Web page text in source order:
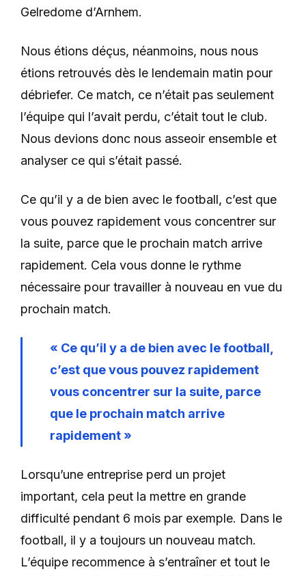
Gelredome d’Arnhem.
Nous étions déçus, néanmoins, nous nous
étions retrouvés dès le lendemain matin pour
débriefer. Ce match, ce n’était pas seulement
l’équipe qui l’avait perdu, c’était tout le club.
Nous devions donc nous asseoir ensemble et
analyser ce qui s’était passé.
Ce qu’il y a de bien avec le football, c’est que
vous pouvez rapidement vous concentrer sur
la suite, parce que le prochain match arrive
rapidement. Cela vous donne le rythme
nécessaire pour travailler à nouveau en vue du
prochain match.
« Ce qu’il y a de bien avec le football,
c’est que vous pouvez rapidement
vous concentrer sur la suite, parce
que le prochain match arrive
rapidement »
Lorsqu’une entreprise perd un projet
important, cela peut la mettre en grande
difficulté pendant 6 mois par exemple. Dans le
football, il y a toujours un nouveau match.
L’équipe recommence à s’entraîner et tout le